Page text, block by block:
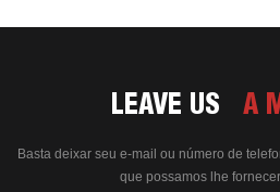
LEAVE US A
Basta deixar seu e-mail ou número de
que possamos lhe